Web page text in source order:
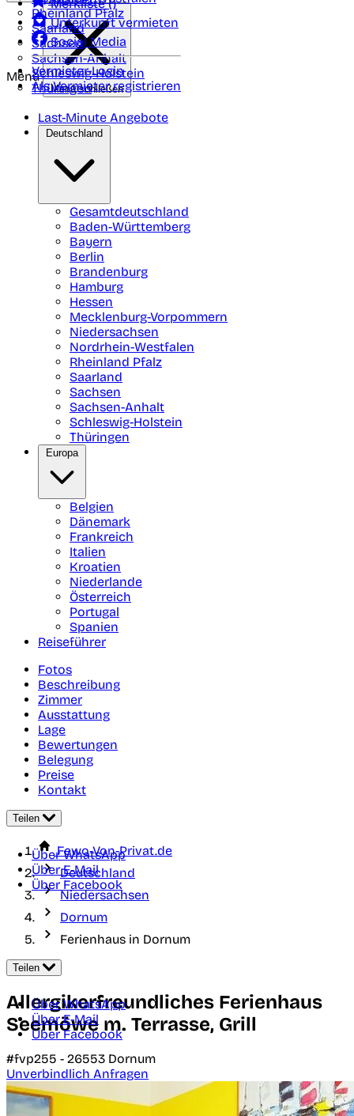
Rheinland Pfalz
Saarland
Sachsen
Sachsen-Anhalt
Schleswig-Holstein
Thüringen
Merkliste ()
Unterkunft vermieten
Social Media
Vermieter-Login
Als Vermieter registrieren
Menü
Menü schließen
Last-Minute Angebote
Deutschland
Gesamtdeutschland
Baden-Württemberg
Bayern
Berlin
Brandenburg
Hamburg
Hessen
Mecklenburg-Vorpommern
Niedersachsen
Nordrhein-Westfalen
Rheinland Pfalz
Saarland
Sachsen
Sachsen-Anhalt
Schleswig-Holstein
Thüringen
Europa
Belgien
Dänemark
Frankreich
Italien
Kroatien
Niederlande
Österreich
Portugal
Spanien
Reiseführer
Fotos
Beschreibung
Zimmer
Ausstattung
Lage
Bewertungen
Belegung
Preise
Kontakt
Teilen
Über WhatsApp
Über E-Mail
Über Facebook
Fewo-Von-Privat.de
Deutschland
Niedersachsen
Dornum
Ferienhaus in Dornum
Teilen
Über WhatsApp
Über E-Mail
Über Facebook
Allergikerfreundliches Ferienhaus
Seemöwe m. Terrasse, Grill
#fvp255 - 26553 Dornum
Unverbindlich Anfragen